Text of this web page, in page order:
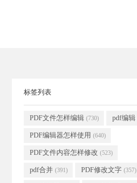
标签列表
PDF文件怎样编辑 (730) pdf编辑
PDF编辑器怎样使用 (640)
PDF文件内容怎样修改 (523)
pdf合并 (391) PDF修改文字 (357)